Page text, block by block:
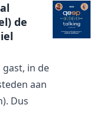
de
in de
aan
Dus